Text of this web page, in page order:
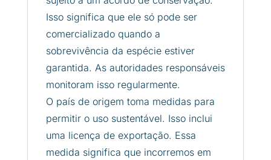
Isso significa que ele só pode ser
comercializado quando a
sobrevivência da espécie estiver
garantida. As autoridades responsáveis
​​monitoram isso regularmente.
O país de origem toma medidas para
permitir o uso sustentável. Isso inclui
uma licença de exportação. Essa
medida significa que incorremos em